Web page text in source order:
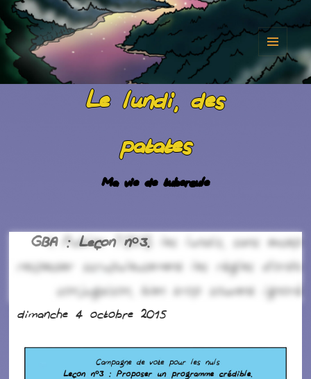
MENU
Le lundi, des
patates
Ma vie de tubercule
GBA : Leçon n°3.
dimanche 4 octobre 2015